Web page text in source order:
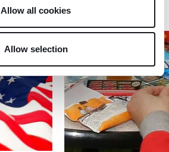
Allow all cookies
Allow selection